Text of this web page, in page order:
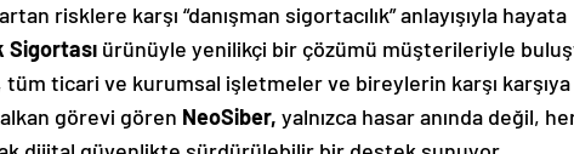
risklere karşı “danışman sigortacılık” anlayışıyla hayata
Sigortası ürünüyle yenilikçi bir çözümü müşterileriyle
tüm ticari ve kurumsal işletmeler ve bireylerin karşı karşıya
görevi gören NeoSiber, yalnızca hasar anında değil,